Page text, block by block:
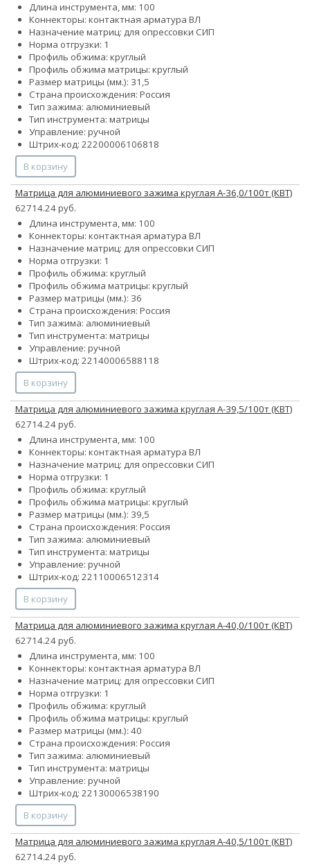
Длина инструмента, мм: 100
Коннекторы: контактная арматура ВЛ
Назначение матриц: для опрессовки СИП
Норма отгрузки: 1
Профиль обжима: круглый
Профиль обжима матрицы: круглый
Размер матрицы (мм.): 31,5
Страна происхождения: Россия
Тип зажима: алюминиевый
Тип инструмента: матрицы
Управление: ручной
Штрих-код: 22200006106818
В корзину
Матрица для алюминиевого зажима круглая А-36,0/100т (КВТ)
62714.24 руб.
Длина инструмента, мм: 100
Коннекторы: контактная арматура ВЛ
Назначение матриц: для опрессовки СИП
Норма отгрузки: 1
Профиль обжима: круглый
Профиль обжима матрицы: круглый
Размер матрицы (мм.): 36
Страна происхождения: Россия
Тип зажима: алюминиевый
Тип инструмента: матрицы
Управление: ручной
Штрих-код: 22140006588118
В корзину
Матрица для алюминиевого зажима круглая А-39,5/100т (КВТ)
62714.24 руб.
Длина инструмента, мм: 100
Коннекторы: контактная арматура ВЛ
Назначение матриц: для опрессовки СИП
Норма отгрузки: 1
Профиль обжима: круглый
Профиль обжима матрицы: круглый
Размер матрицы (мм.): 39,5
Страна происхождения: Россия
Тип зажима: алюминиевый
Тип инструмента: матрицы
Управление: ручной
Штрих-код: 22110006512314
В корзину
Матрица для алюминиевого зажима круглая А-40,0/100т (КВТ)
62714.24 руб.
Длина инструмента, мм: 100
Коннекторы: контактная арматура ВЛ
Назначение матриц: для опрессовки СИП
Норма отгрузки: 1
Профиль обжима: круглый
Профиль обжима матрицы: круглый
Размер матрицы (мм.): 40
Страна происхождения: Россия
Тип зажима: алюминиевый
Тип инструмента: матрицы
Управление: ручной
Штрих-код: 22130006538190
В корзину
Матрица для алюминиевого зажима круглая А-40,5/100т (КВТ)
62714.24 руб.